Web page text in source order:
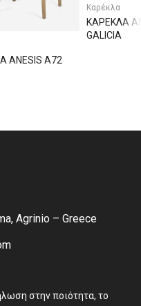
ANESIS A72
Καρέκλα
ΚΑΡΕΚΛΑ
GALICIA
Agrinio – Greece
στην ποιότητα, το